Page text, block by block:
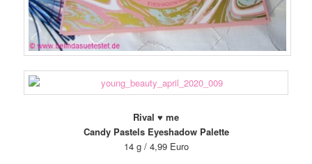
Rival ♥ me
Candy Pastels Eyeshadow Palette
14 g / 4,99 Euro